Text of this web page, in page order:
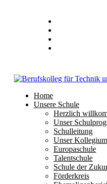
Home
Unsere Schule
Herzlich
Unser
Schulleitung
Unser Kollegium
Europaschule
Talentschule
Schule der
Förderkreis